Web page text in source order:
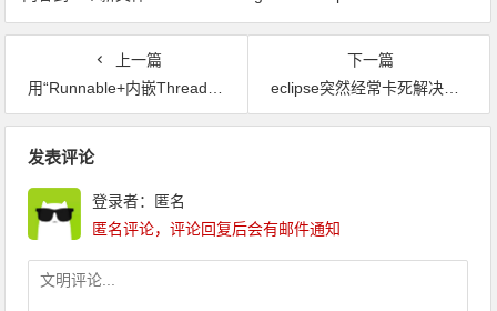
Connection timed out fatal: xxx
上一篇
用“Runnable+内嵌Thread引用”方式构造3个线程对象，分别输出2、3、5的1-20倍，指出输出结果中的30是那个线程输出的
下一篇
eclipse突然经常卡死解决方案
发表评论
登录者：匿名
匿名评论，评论回复后会有邮件通知